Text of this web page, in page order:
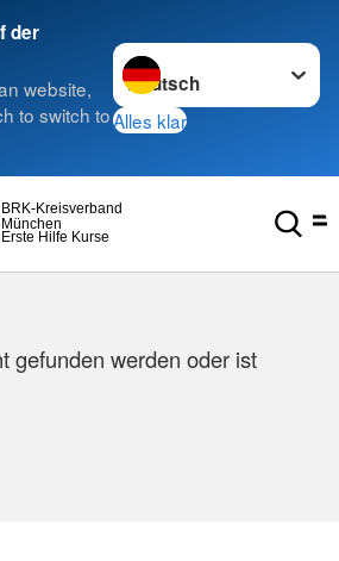
der
website,
to switch to
Sprache wechseln zu
Alles klar
Erste Hilfe Kurse
München
BRK-Kreisverband
gefunden werden oder ist